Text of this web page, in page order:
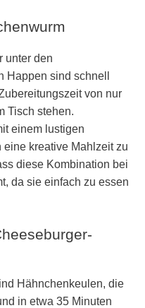
unter den
Happen sind schnell
von nur
Tisch stehen.
einem lustigen
eine kreative Mahlzeit zu
diese Kombination bei
da sie einfach zu essen
Hähnchenkeulen, die
in etwa 35 Minuten